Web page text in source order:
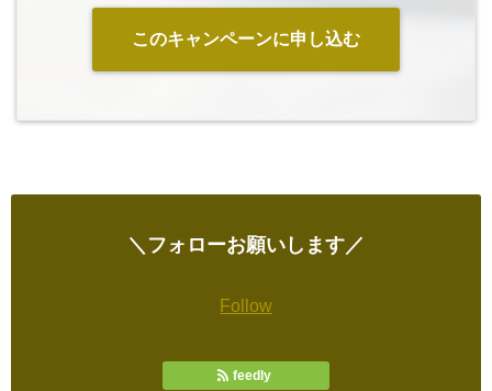
このキャンペーンに申し込む
＼フォローお願いします／
Follow
feedly